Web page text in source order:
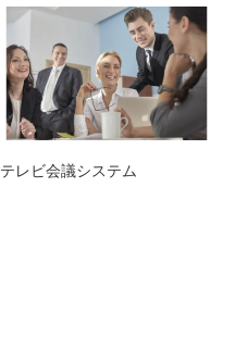
テレビ会議システム